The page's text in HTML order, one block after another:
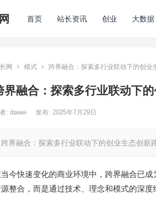
首页 站长资讯 创业 大数据
网 模式 跨界融合：探索多行业联动下的创业
界融合：探索多行业联动下
: dawei 发布: 2025年7月29日
跨界融合：探索多行业联动下的创业生态创新
今快速变化的商业环境中，跨界融合已
源整合，而是通过技术、理念和模式的深